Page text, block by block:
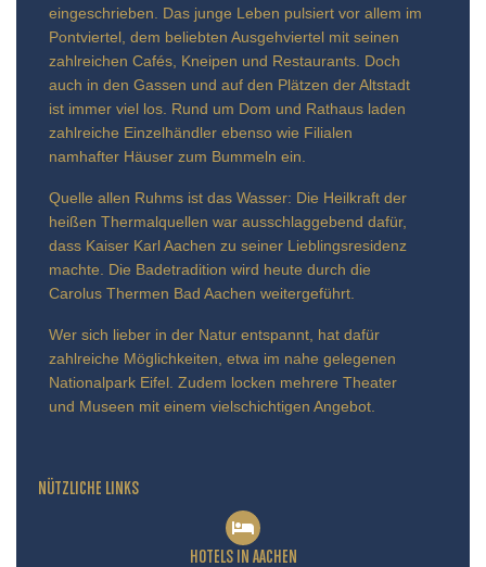
eingeschrieben. Das junge Leben pulsiert vor allem im
Pontviertel, dem beliebten Ausgehviertel mit seinen
zahlreichen Cafés, Kneipen und Restaurants. Doch
auch in den Gassen und auf den Plätzen der Altstadt
ist immer viel los. Rund um Dom und Rathaus laden
zahlreiche Einzelhändler ebenso wie Filialen
namhafter Häuser zum Bummeln ein.
Quelle allen Ruhms ist das Wasser: Die Heilkraft der
heißen Thermalquellen war ausschlaggebend dafür,
dass Kaiser Karl Aachen zu seiner Lieblingsresidenz
machte. Die Badetradition wird heute durch die
Carolus Thermen Bad Aachen weitergeführt.
Wer sich lieber in der Natur entspannt, hat dafür
zahlreiche Möglichkeiten, etwa im nahe gelegenen
Nationalpark Eifel. Zudem locken mehrere Theater
und Museen mit einem vielschichtigen Angebot.
NÜTZLICHE LINKS
HOTELS IN AACHEN